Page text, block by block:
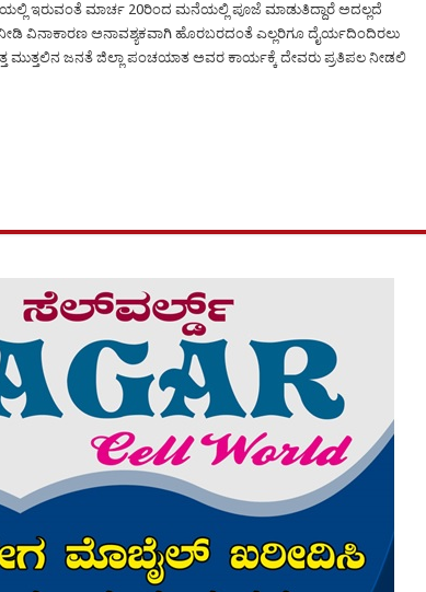
ಇರುವಂತೆ ಮಾರ್ಚ 20ರಿಂದ ಮನೆಯಲ್ಲಿ ಪೂಜೆ ಮಾಡುತಿದ್ದಾರೆ ಅದಲ್ಲದೆ
ವಿನಾಕಾರಣ ಅನಾವಶ್ಯಕವಾಗಿ ಹೊರಬರದಂತೆ ಎಲ್ಲರಿಗೂ ದೈರ್ಯದಿಂದಿರಲು
ಮುತ್ತಲಿನ ಜನತೆ ಜಿಲ್ಲಾ ಪಂಚಯಾತ ಅವರ ಕಾರ್ಯಕ್ಕೆ ದೇವರು ಪ್ರತಿಪಲ ನೀಡಲಿ